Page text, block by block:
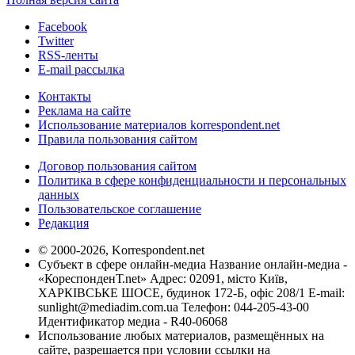
Facebook
Twitter
RSS-ленты
E-mail рассылка
Контакты
Реклама на сайте
Использование материалов korrespondent.net
Правила пользования сайтом
Договор пользования сайтом
Политика в сфере конфиденциальности и персональных
данных
Пользовательское соглашение
Редакция
© 2000-2026, Korrespondent.net
Субъект в сфере онлайн-медиа Название онлайн-медиа -
«КореспонденТ.net» Адрес: 02091, місто Київ,
ХАРКІВСЬКЕ ШОСЕ, будинок 172-Б, офіс 208/1 E-mail:
sunlight@mediadim.com.ua Телефон: 044-205-43-00
Идентификатор медиа - R40-06068
Использование любых материалов, размещённых на
сайте, разрешается при условии ссылки на